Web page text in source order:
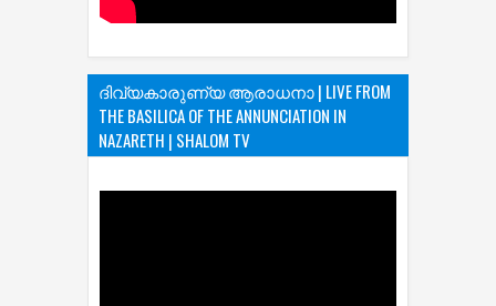
ദിവ്യകാരുണ്യ ആരാധനാ | LIVE FROM
THE BASILICA OF THE ANNUNCIATION IN
NAZARETH | SHALOM TV